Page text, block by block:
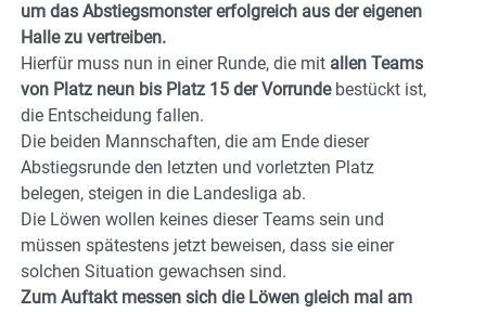
um das Abstiegsmonster erfolgreich aus der eigenen
Halle zu vertreiben.
Hierfür muss nun in einer Runde, die mit allen Teams
von Platz neun bis Platz 15 der Vorrundebestückt ist,
die Entscheidung fallen.
Die beiden Mannschaften, die am Ende dieser
Abstiegsrunde den letzten und vorletzten Platz
belegen, steigen in die Landesliga ab.
Die Löwen wollen keines dieser Teams sein und
müssen spätestens jetzt beweisen, dass sie einer
solchen Situation gewachsen sind.
Zum Auftakt messen sich die Löwen gleich mal am